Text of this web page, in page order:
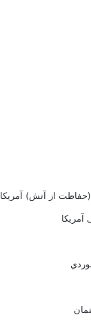
از آتش) آمریکا
آمریکا